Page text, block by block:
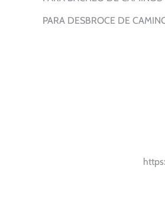
PARA DESBROCE DE